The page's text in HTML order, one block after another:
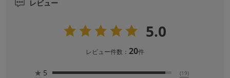
レビュー
5.0
レビュー件数： 20件
★ 5 (19)